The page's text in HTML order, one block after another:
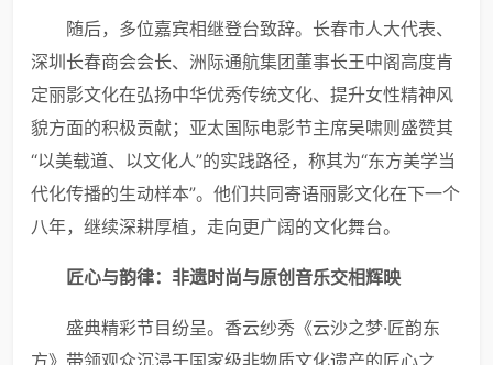
随后，多位嘉宾相继登台致辞。长春市人大代表、
深圳长春商会会长、洲际通航集团董事长王中阁高度肯
定丽影文化在弘扬中华优秀传统文化、提升女性精神风
貌方面的积极贡献；亚太国际电影节主席吴啸则盛赞其
“以美载道、以文化人”的实践路径，称其为“东方美学当
代化传播的生动样本”。他们共同寄语丽影文化在下一个
八年，继续深耕厚植，走向更广阔的文化舞台。
匠心与韵律：非遗时尚与原创音乐交相辉映
盛典精彩节目纷呈。香云纱秀《云沙之梦·匠韵东
方》带领观众沉浸于国家级非物质文化遗产的匠心之